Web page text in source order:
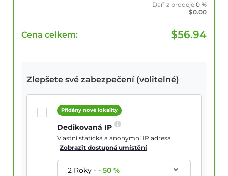
Daň z prodeje 0 %
$0.00
Cena celkem: $56.94
Zlepšete své zabezpečení (volitelné)
Přidány nové lokality
Dedikovaná IP
Vlastní statická a anonymní IP adresa
Zobrazit dostupná umístění
2 Roky--50 %